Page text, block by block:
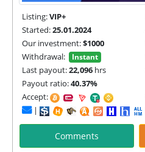
Listing:VIP+
Started:25.01.2024
Our investment:$1000
Withdrawal:
Instant
Last payout:22,096 hrs
Payout ratio:40.37%
Accept:
|
Comments